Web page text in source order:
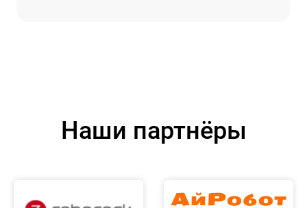
Наши партнёры